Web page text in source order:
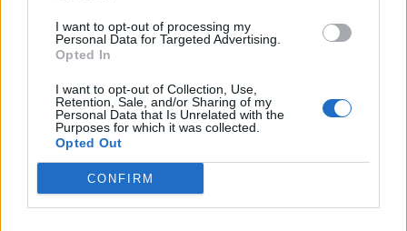
I want to opt-out of processing my
Personal Data for Targeted Advertising.
Opted In
I want to opt-out of Collection, Use,
Retention, Sale, and/or Sharing of my
Personal Data that Is Unrelated with the
Purposes for which it was collected.
Opted Out
CONFIRM
Τουρκία: «Δεν στοχεύει
κάποια συγκεκριμένη
χώρα η αμυντική
συμφωνία με Πακιστάν
και Σαουδική Αραβία»
8 παραβάσεις
παραβιάσεις
ΔΙΑΦΗΜΙΣΗ